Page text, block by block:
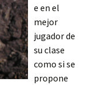
e en el
mejor
jugador de
su clase
como si se
propone